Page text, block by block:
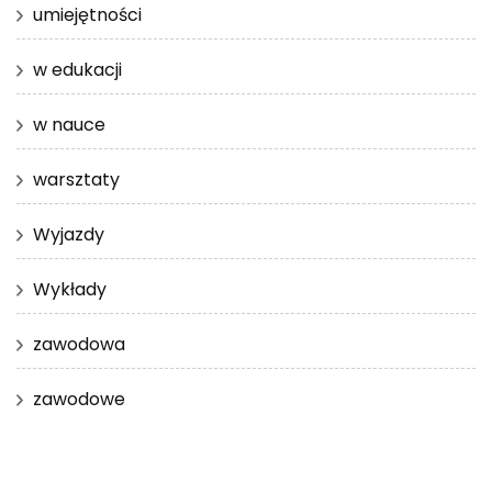
umiejętności
w edukacji
w nauce
warsztaty
Wyjazdy
Wykłady
zawodowa
zawodowe